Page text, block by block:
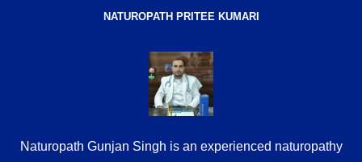
NATUROPATH PRITEE KUMARI
Naturopath Gunjan Singh is an experienced naturopathy